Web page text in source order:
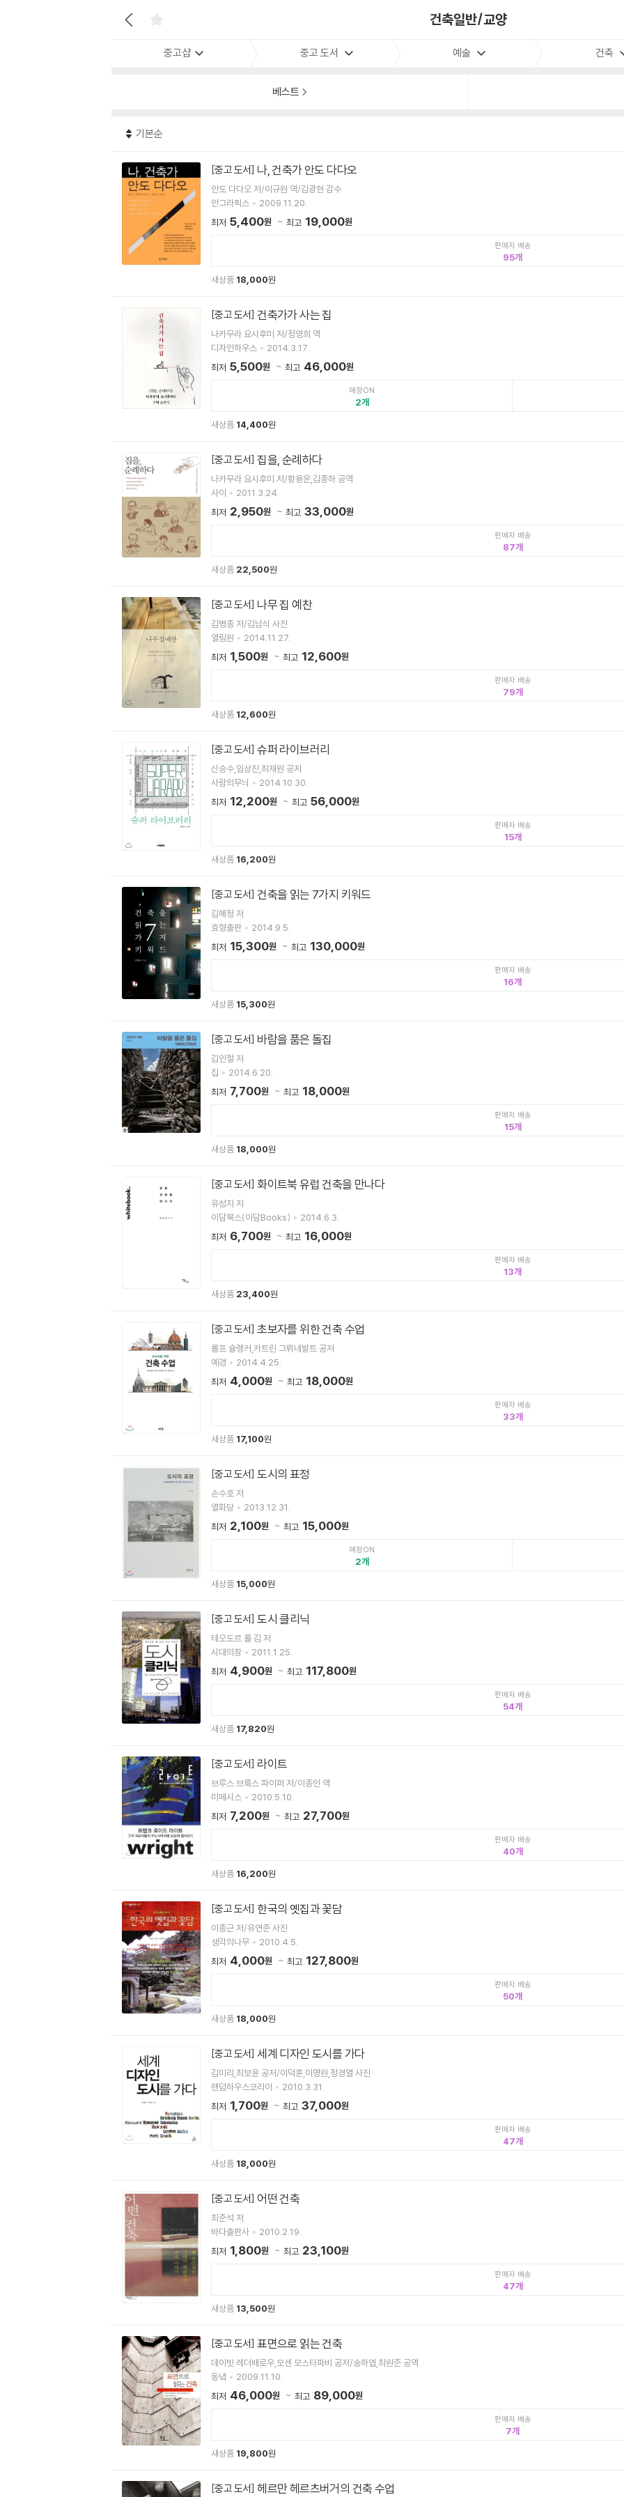
건축일반/교양
중고샵 중고 도서 예술 건축
베스트
기본순
[중고 도서] 나, 건축가 안도 다다오
안도 다다오 저/이규원 역/김광현 감수
안그라픽스
2009.11.20.
최저 5,400원 최고 19,000원
판매자 배송
95
새상품 18,000원
[중고 도서] 건축가가 사는 집
나카무라 요시후미 저/정영희 역
디자인하우스
2014.3.17.
최저 5,500원 최고 46,000원
매장ON
2
새상품 14,400원
[중고 도서] 집을, 순례하다
나카무라 요시후미 저/황용운,김종하 공역
사이
2011.3.24.
최저 2,950원 최고 33,000원
판매자 배송
87
새상품 22,500원
[중고 도서] 나무 집 예찬
김병종 저/김남식 사진
열림원
2014.11.27.
최저 1,500원 최고 12,600원
판매자 배송
79
새상품 12,600원
[중고 도서] 슈퍼 라이브러리
신승수,임상진,최재원 공저
사람의무늬
2014.10.30.
최저 12,200원 최고 56,000원
판매자 배송
15
새상품 16,200원
[중고 도서] 건축을 읽는 7가지 키워드
김혜정 저
효형출판
2014.9.5.
최저 15,300원 최고 130,000원
판매자 배송
16
새상품 15,300원
[중고 도서] 바람을 품은 돌집
김인철 저
집
2014.6.20.
최저 7,700원 최고 18,000원
판매자 배송
15
새상품 18,000원
[중고 도서] 화이트북 유럽 건축을 만나다
유성지 저
이담북스(이담Books)
2014.6.3.
최저 6,700원 최고 16,000원
판매자 배송
13
새상품 23,400원
[중고 도서] 초보자를 위한 건축 수업
롤프 슐렝커,카트린 그뤼네발트 공저
예경
2014.4.25.
최저 4,000원 최고 18,000원
판매자 배송
33
새상품 17,100원
[중고 도서] 도시의 표정
손수호 저
열화당
2013.12.31.
최저 2,100원 최고 15,000원
매장ON
2
새상품 15,000원
[중고 도서] 도시 클리닉
테오도르 폴 김 저
시대의창
2011.1.25.
최저 4,900원 최고 117,800원
판매자 배송
54
새상품 17,820원
[중고 도서] 라이트
브루스 브룩스 파이퍼 저/이종인 역
미메시스
2010.5.10.
최저 7,200원 최고 27,700원
판매자 배송
40
새상품 16,200원
[중고 도서] 한국의 옛집과 꽃담
이종근 저/유연준 사진
생각의나무
2010.4.5.
최저 4,000원 최고 127,800원
판매자 배송
50
새상품 18,000원
[중고 도서] 세계 디자인 도시를 가다
김미리,최보윤 공저/이덕훈,이명원,정경열 사진
랜덤하우스코리아
2010.3.31.
최저 1,700원 최고 37,000원
판매자 배송
47
새상품 18,000원
[중고 도서] 어떤 건축
최준석 저
바다출판사
2010.2.19.
최저 1,800원 최고 23,100원
판매자 배송
47
새상품 13,500원
[중고 도서] 표면으로 읽는 건축
데이빗 레더배로우,모센 모스타파비 공저/송하엽,최원준 공역
동녘
2009.11.10.
최저 46,000원 최고 89,000원
판매자 배송
7
새상품 19,800원
[중고 도서] 헤르만 헤르츠버거의 건축 수업